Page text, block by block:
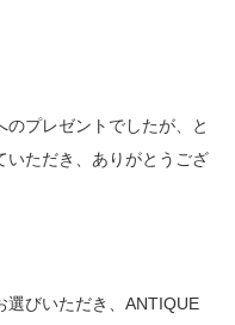
プレゼントでしたが、と
いただき、ありがとうござ
選びいただき、ANTIQUE